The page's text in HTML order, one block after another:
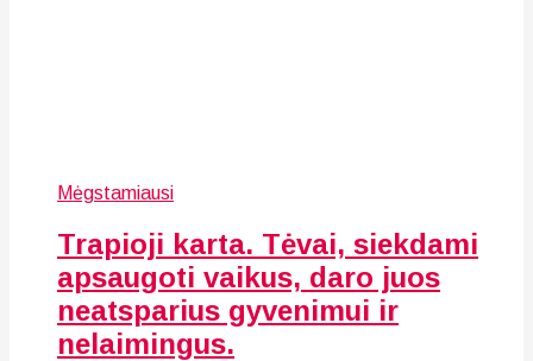
Mėgstamiausi
Trapioji karta. Tėvai, siekdami
apsaugoti vaikus, daro juos
neatsparius gyvenimui ir
nelaimingus.